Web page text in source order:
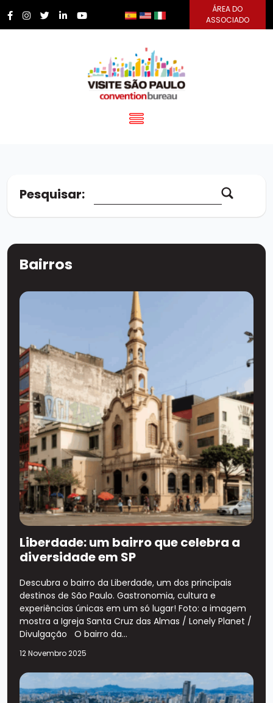
ÁREA DO
ASSOCIADO
Pesquisar:
Bairros
Liberdade: um bairro que celebra a
diversidade em SP
Descubra o bairro da Liberdade, um dos principais
destinos de São Paulo. Gastronomia, cultura e
experiências únicas em um só lugar! Foto: a imagem
mostra a Igreja Santa Cruz das Almas / Lonely Planet /
Divulgação O bairro da...
12 Novembro 2025